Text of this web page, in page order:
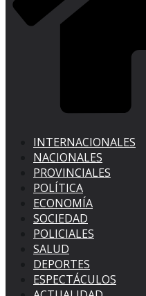
INTERNACIONALES
NACIONALES
PROVINCIALES
POLÍTICA
ECONOMÍA
SOCIEDAD
POLICIALES
SALUD
DEPORTES
ESPECTÁCULOS